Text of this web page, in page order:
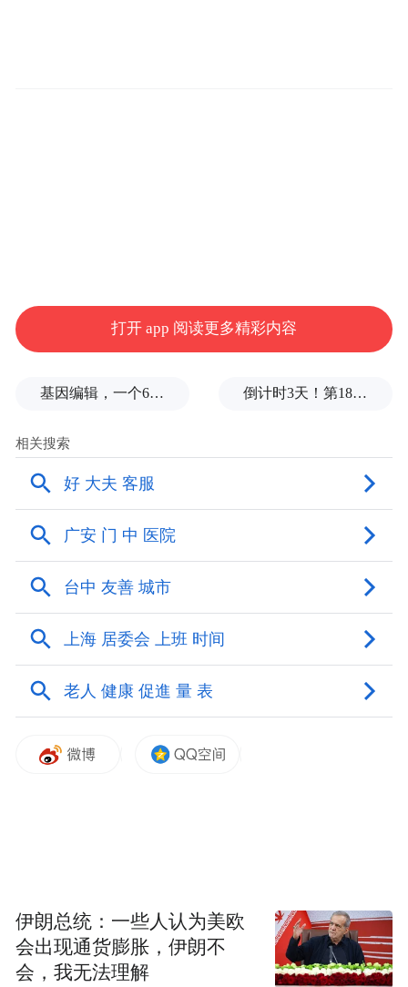
打开 app 阅读更多精彩内容
基因编辑，一个6岁女孩之死 倒计时3天！第18届影响世界华人盛典即将启幕
伊朗总统：一些人认为美欧
会出现通货膨胀，伊朗不
会，我无法理解